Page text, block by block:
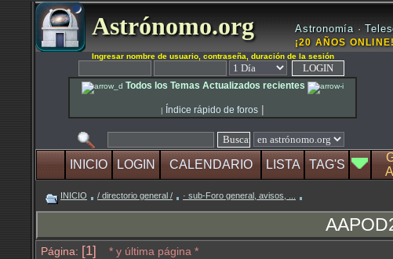
Astrónomo.org Astronomía ·
¡20 AÑOS
Ingresar nombre de usuario, contraseña, duración de la sesión
Todos los Temas Actualizados recientes
| Índice rápido de foros |
INICIO LOGIN CALENDARIO LISTA TAG'S
INICIO / directorio general / · sub-Foro general, avisos, ...
Página: [1] * y última página *